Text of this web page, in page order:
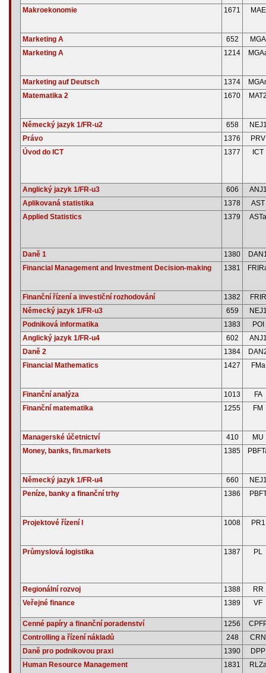
Makroekonomie 1671 MAE
Marketing A 652
MGA
Marketing A
1214
Marketing auf Deutsch 1374
Matematika 2
1670
Německý jazyk 1/FR-u2 658
Právo
1376
PRV
Úvod do ICT
1377 ICT
Anglický jazyk 1/FR-u3 606
Aplikovaná statistika
1378
AST
Applied Statistics
1379 ASTa
Daně 1 1380
Financial Management and Investment Decision-making
1381
Finanční řízení a investiční rozhodování 1382
FRIR
Německý jazyk 1/FR-u3
659
Podniková informatika
1383
POI
Anglický jazyk 1/FR-u4
602
Daně 2
1384
Financial Mathematics
1427 FMa
Finanční analýza 1013
FA
Finanční matematika
1255 FM
Managerské účetnictví 410
MU
Money, banks, fin.markets
1385
Německý jazyk 1/FR-u4 660
Peníze, banky a finanční trhy
1386
Projektové řízení I 1008 PR1
Průmyslová logistika 1387 PL
Regionální rozvoj 1388
RR
Veřejné finance
1389 VF
Cenné papíry a finanční poradenství 1256
Controlling a řízení nákladů
248
CRN
Daně pro podnikovou praxi
1390
DPP
Human Resource Management
1831